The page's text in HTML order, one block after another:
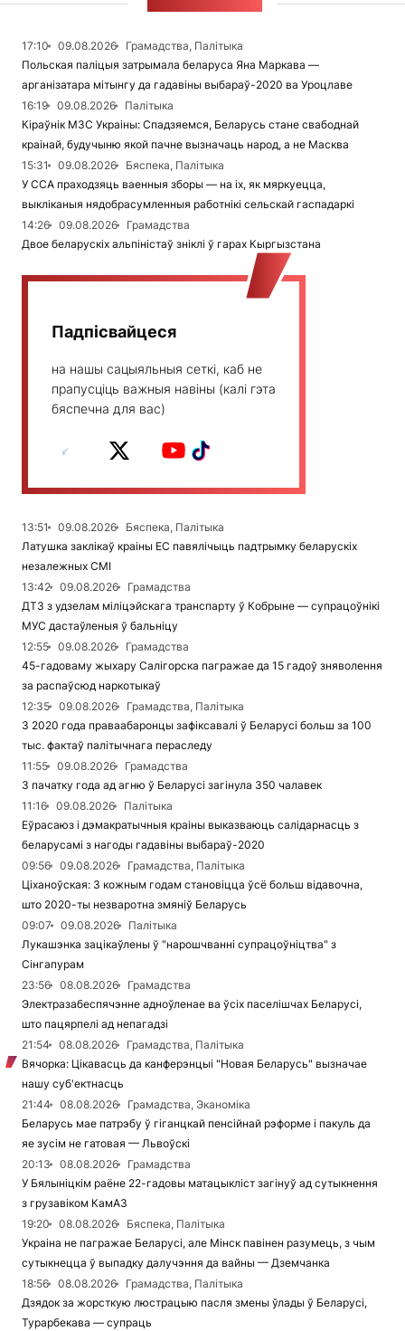
17:10 09.08.2026
Грамадства, Палітыка
Польская паліцыя затрымала беларуса Яна Маркава —
арганізатара мітынгу да гадавіны выбараў-2020 ва Уроцлаве
16:19
09.08.2026
Палітыка
Кіраўнік МЗС Украіны: Спадзяемся, Беларусь стане свабоднай
краінай, будучыню якой пачне вызначаць народ, а не Масква
15:31
09.08.2026
Бяспека, Палітыка
У ССА праходзяць ваенныя зборы — на іх, як мяркуецца,
выкліканыя нядобрасумленныя работнікі сельскай гаспадаркі
14:26
09.08.2026
Грамадства
Двое беларускіх альпіністаў зніклі ў гарах Кыргызстана
Падпісвайцеся
на нашы сацыяльныя сеткі, каб не
прапусціць важныя навіны (калі гэта
бяспечна для вас)
13:51 09.08.2026
Бяспека, Палітыка
Латушка заклікаў краіны ЕС павялічыць падтрымку беларускіх
незалежных СМІ
13:42
09.08.2026
Грамадства
ДТЗ з удзелам міліцэйскага транспарту ў Кобрыне — супрацоўнікі
МУС дастаўленыя ў бальніцу
12:55
09.08.2026
Грамадства
45-гадоваму жыхару Салігорска пагражае да 15 гадоў зняволення
за распаўсюд наркотыкаў
12:35
09.08.2026
Грамадства, Палітыка
З 2020 года праваабаронцы зафіксавалі ў Беларусі больш за 100
тыс. фактаў палітычнага пераследу
11:55
09.08.2026
Грамадства
З пачатку года ад агню ў Беларусі загінула 350 чалавек
11:16
09.08.2026
Палітыка
Еўрасаюз і дэмакратычныя краіны выказваюць салідарнасць з
беларусамі з нагоды гадавіны выбараў-2020
09:56
09.08.2026
Грамадства, Палітыка
Ціханоўская: З кожным годам становіцца ўсё больш відавочна,
што 2020-ты незваротна змяніў Беларусь
09:07
09.08.2026
Палітыка
Лукашэнка зацікаўлены ў "нарошчванні супрацоўніцтва" з
Сінгапурам
23:56
08.08.2026
Грамадства
Электразабеспячэнне адноўленае ва ўсіх паселішчах Беларусі,
што пацярпелі ад непагадзі
21:54
08.08.2026
Грамадства, Палітыка
Вячорка: Цікавасць да канферэнцыі "Новая Беларусь" вызначае
нашу суб'ектнасць
21:44
08.08.2026
Грамадства, Эканоміка
Беларусь мае патрэбу ў гіганцкай пенсійнай рэформе і пакуль да
яе зусім не гатовая — Львоўскі
20:13
08.08.2026
Грамадства
У Бялыніцкім раёне 22-гадовы матацыкліст загінуў ад сутыкнення
з грузавіком КамАЗ
19:20
08.08.2026
Бяспека, Палітыка
Украіна не пагражае Беларусі, але Мінск павінен разумець, з чым
сутыкнецца ў выпадку далучэння да вайны — Дземчанка
18:56
08.08.2026
Грамадства, Палітыка
Дзядок за жорсткую люстрацыю пасля змены ўлады ў Беларусі,
Турарбекава — супраць